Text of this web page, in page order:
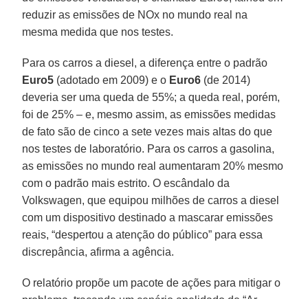
reduzir as emissões de NOx no mundo real na
mesma medida que nos testes.
Para os carros a diesel, a diferença entre o padrão
Euro5 (adotado em 2009) e o Euro6 (de 2014)
deveria ser uma queda de 55%; a queda real, porém,
foi de 25% – e, mesmo assim, as emissões medidas
de fato são de cinco a sete vezes mais altas do que
nos testes de laboratório. Para os carros a gasolina,
as emissões no mundo real aumentaram 20% mesmo
com o padrão mais estrito. O escândalo da
Volkswagen, que equipou milhões de carros a diesel
com um dispositivo destinado a mascarar emissões
reais, “despertou a atenção do público” para essa
discrepância, afirma a agência.
O relatório propõe um pacote de ações para mitigar o